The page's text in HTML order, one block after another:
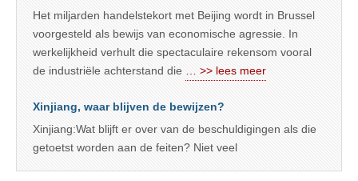
Het miljarden handelstekort met Beijing wordt in Brussel
voorgesteld als bewijs van economische agressie. In
werkelijkheid verhult die spectaculaire rekensom vooral
de industriële achterstand die
… >> lees meer
Xinjiang, waar blijven de bewijzen?
Xinjiang:Wat blijft er over van de beschuldigingen als die
getoetst worden aan de feiten? Niet veel